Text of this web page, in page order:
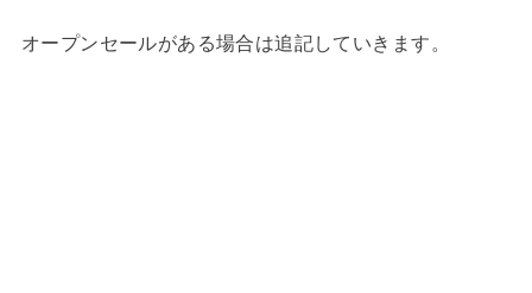
オープンセールがある場合は追記していきます。